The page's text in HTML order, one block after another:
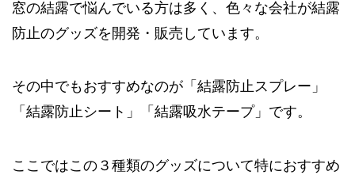
窓の結露で悩んでいる方は多く、色々な会社が結露
防止のグッズを開発・販売しています。
その中でもおすすめなのが「結露防止スプレー」
「結露防止シート」「結露吸水テープ」です。
ここではこの３種類のグッズについて特におすすめ